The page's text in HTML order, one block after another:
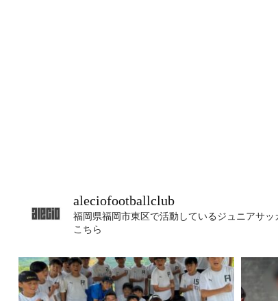
aleciofootballclub
福岡県福岡市東区で活動しているジュニアサッ
こちら